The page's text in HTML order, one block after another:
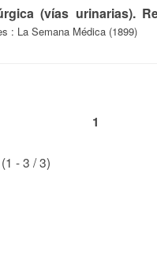
(vías urinarias).
: La Semana Médica (1899)
1
(1 - 3 / 3)